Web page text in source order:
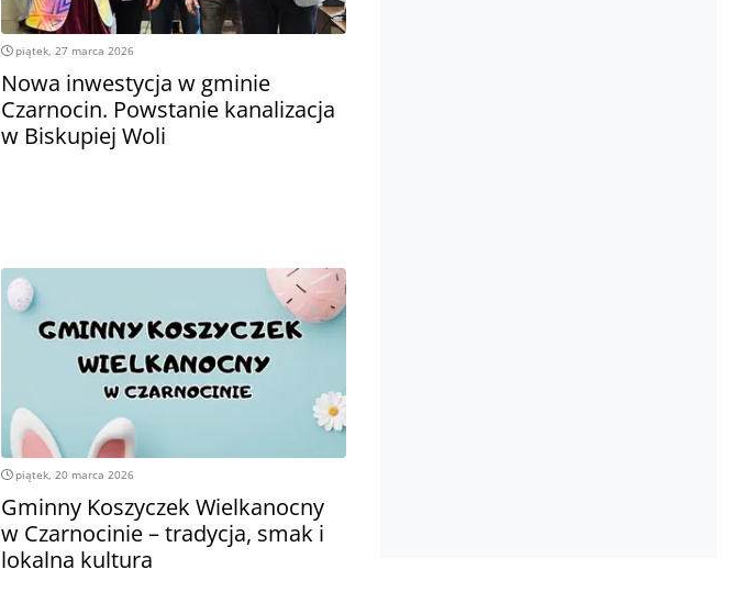
piątek, 27 marca 2026
Nowa inwestycja w gminie
Czarnocin. Powstanie kanalizacja
w Biskupiej Woli
piątek, 20 marca 2026
Gminny Koszyczek Wielkanocny
w Czarnocinie – tradycja, smak i
lokalna kultura